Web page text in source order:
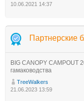
10.06.2021 14:37
Партнерские
BIG CANOPY CAMPOUT
гамаководства
TreeWalkers
21.06.2023 13:59